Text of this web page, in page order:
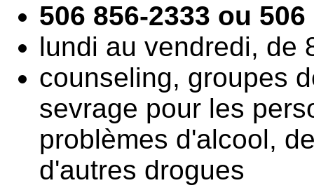
506 856-2333 ou 506
lundi au vendredi, de
counseling, groupes
sevrage pour les
problèmes d'alcool,
d'autres drogues